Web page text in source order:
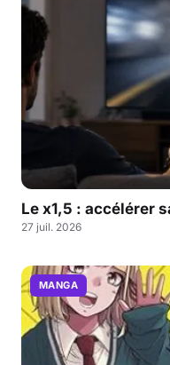
Le x1,5 : accélérer
27 juil. 2026
MANGA